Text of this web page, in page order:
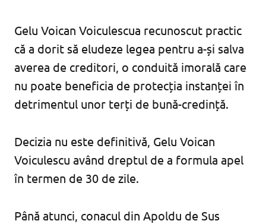
Gelu Voican Voiculescua recunoscut practic
că a dorit să eludeze legea pentru a-și salva
averea de creditori, o conduită imorală care
nu poate beneficia de protecția instanței în
detrimentul unor terți de bună-credință.
Decizia nu este definitivă, Gelu Voican
Voiculescu având dreptul de a formula apel
în termen de 30 de zile.
Până atunci, conacul din Apoldu de Sus